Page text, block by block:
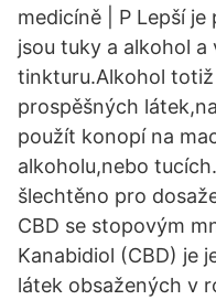
medicíně | P Lepší
jsou tuky a alkohol
tinkturu.Alkohol
prospěšných
použít konopí na
alkoholu,nebo
šlechtěno pro
CBD se stopovým
Kanabidiol (CBD) je
látek obsažených v